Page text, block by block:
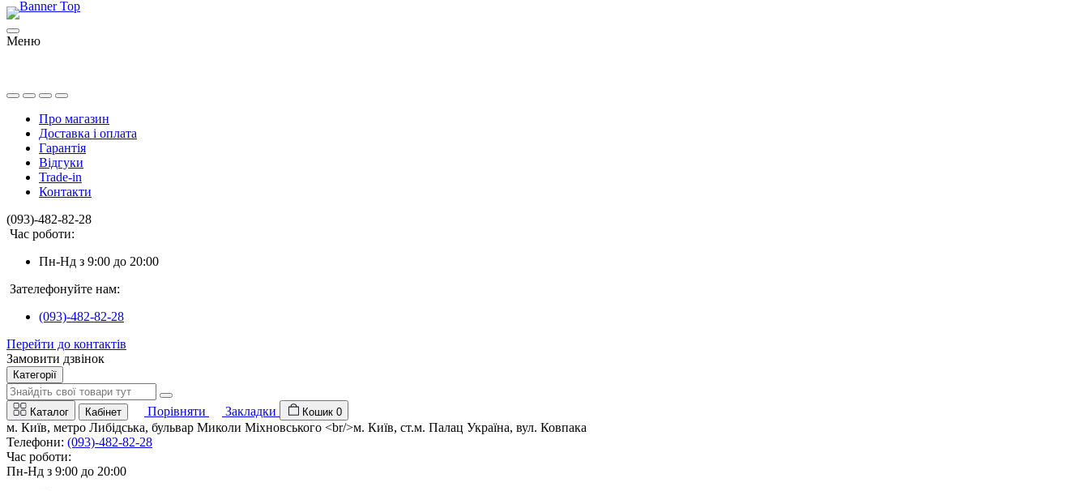
Меню
Про магазин
Доставка і оплата
Гарантія
Відгуки
Trade-in
Контакти
(093)-482-82-28
Час роботи:
Пн-Нд з 9:00 до 20:00
Зателефонуйте нам:
(093)-482-82-28
Перейти до контактів
Замовити дзвінок
Категорії
Каталог Кабінет Порівняти Закладки Кошик 0
м. Київ, метро Либідська, бульвар Миколи Міхновського <br/>м. Київ, ст.м. Палац Україна, вул. Ковпака
Телефони: (093)-482-82-28
Час роботи:
Пн-Нд з 9:00 до 20:00